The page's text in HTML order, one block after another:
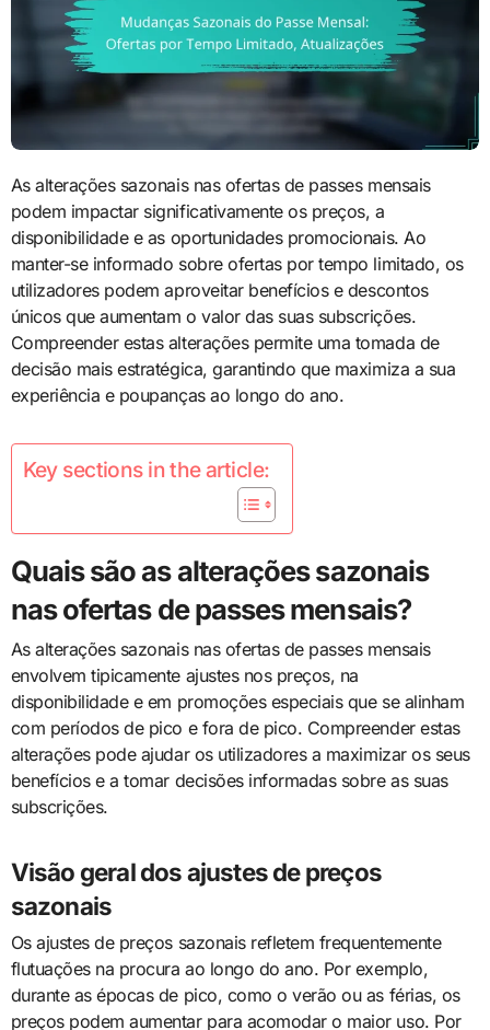
As alterações sazonais nas ofertas de passes mensais
podem impactar significativamente os preços, a
disponibilidade e as oportunidades promocionais. Ao
manter-se informado sobre ofertas por tempo limitado, os
utilizadores podem aproveitar benefícios e descontos
únicos que aumentam o valor das suas subscrições.
Compreender estas alterações permite uma tomada de
decisão mais estratégica, garantindo que maximiza a sua
experiência e poupanças ao longo do ano.
Key sections in the article:
Quais são as alterações sazonais
nas ofertas de passes mensais?
As alterações sazonais nas ofertas de passes mensais
envolvem tipicamente ajustes nos preços, na
disponibilidade e em promoções especiais que se alinham
com períodos de pico e fora de pico. Compreender estas
alterações pode ajudar os utilizadores a maximizar os seus
benefícios e a tomar decisões informadas sobre as suas
subscrições.
Visão geral dos ajustes de preços
sazonais
Os ajustes de preços sazonais refletem frequentemente
flutuações na procura ao longo do ano. Por exemplo,
durante as épocas de pico, como o verão ou as férias, os
preços podem aumentar para acomodar o maior uso. Por